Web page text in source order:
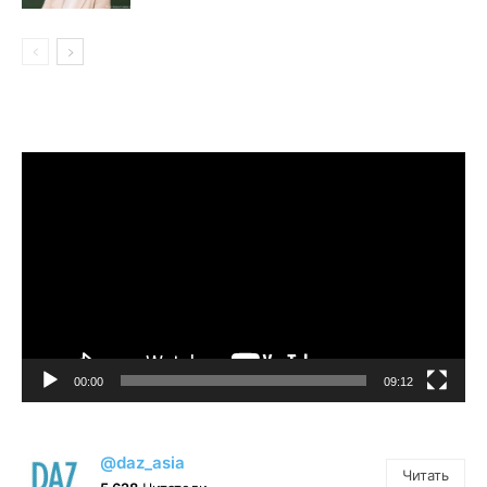
00:00 09:12
@daz_asia
Читать